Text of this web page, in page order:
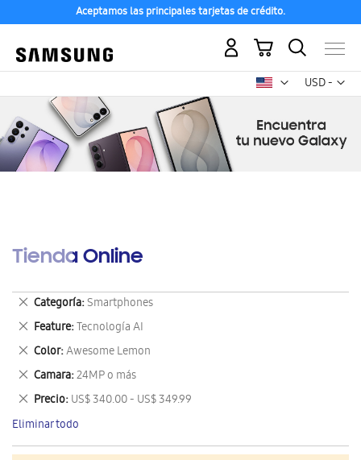
Aceptamos las principales tarjetas de crédito.
USD -
dólar
Mi carrito
Tienda Online
Categoría Smartphones
Eliminar
este
artículo
Feature Tecnología AI
Eliminar
este
artículo
Color Awesome Lemon
Eliminar
este
artículo
Camara 24MP o más
Eliminar
este
artículo
Precio US$ 340.00 - US$ 349.99
Eliminar
este
artículo
Eliminar todo